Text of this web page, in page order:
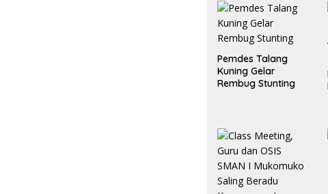
Ruang Publik dan
Kebersihan Pasar
Pemdes Talang
Kuning Gelar
Rembug Stunting